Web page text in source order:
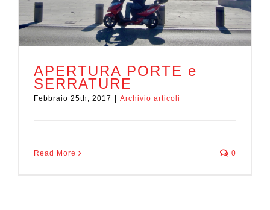
APERTURA PORTE e
SERRATURE
Febbraio 25th, 2017 Archivio articoli
Read More 0